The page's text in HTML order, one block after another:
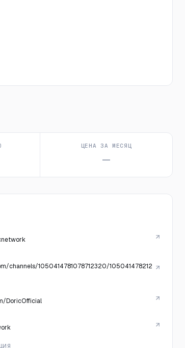
ЦЕНА ЗА МЕСЯЦ
—
channels/1050414781078712320/105041478212
DoricOfficial